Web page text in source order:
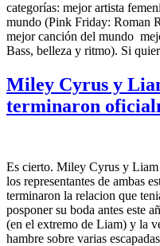
categorías: mejor artista
mundo (Pink Friday: Roman
mejor canción del mundo
Bass, belleza y ritmo). Si
Miley Cyrus y
terminaron
Es cierto. Miley Cyrus y
los representantes de ambas
terminaron la relacion que
posponer su boda antes este
(en el extremo de Liam) y la
hambre sobre varias